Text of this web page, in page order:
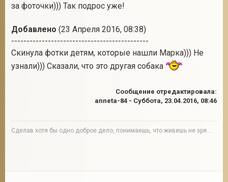
за фоточки))) Так подрос уже!
Добавлено (23 Апреля 2016, 08:38)
---------------------------------------------
Скинула фотки детям, которые нашли Марка))) Не
узнали))) Сказали, что это другая собака
Сообщение отредактировала:
anneta-84 - Суббота, 23.04.2016, 08:46
Сделав хотя бы одно доброе дело, понимаешь, что живешь не зря....